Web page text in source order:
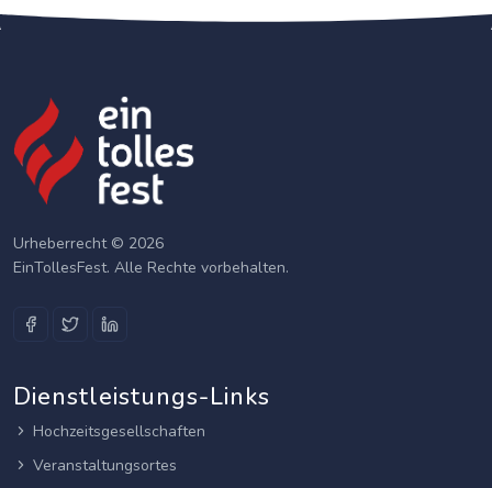
Urheberrecht © 2026
EinTollesFest. Alle Rechte vorbehalten.
Dienstleistungs-Links
Hochzeitsgesellschaften
Veranstaltungsortes